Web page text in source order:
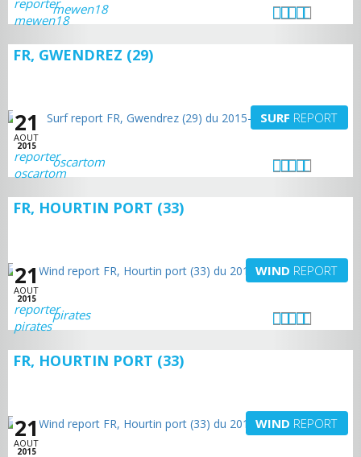
mewen18
FR, GWENDREZ (29)
21
AOUT
2015
SURF REPORT
oscartom
FR, HOURTIN PORT (33)
21
AOUT
2015
WIND REPORT
pirates
FR, HOURTIN PORT (33)
21
AOUT
2015
WIND REPORT